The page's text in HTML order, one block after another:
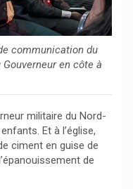
communication du
en côte à
militaire du Nord-
Et à l’église,
ciment en guise de
de